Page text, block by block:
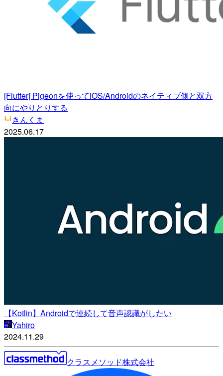
[Flutter] Pigeonを使ってiOS/Androidのネイティブ側と双方
向にやりとりする
きんくま
2025.06.17
【Kotlin】Androidで連続して音声認識がしたい
Yahiro
2024.11.29
クラスメソッド株式会社